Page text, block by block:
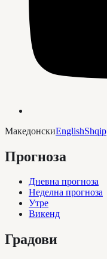
МакедонскиEnglishShqip
Прогноза
Дневна прогноза
Неделна прогноза
Утре
Викенд
Градови